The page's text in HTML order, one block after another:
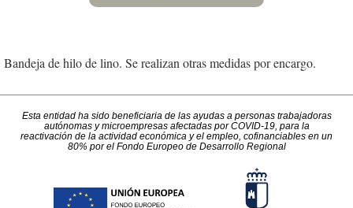
Bandeja de hilo de lino. Se realizan otras medidas por encargo.
Esta entidad ha sido beneficiaria de las ayudas a personas trabajadoras
autónomas y microempresas afectadas por COVID-19, para la
reactivación de la actividad económica y el empleo, cofinanciables en un
80% por el Fondo Europeo de Desarrollo Regional